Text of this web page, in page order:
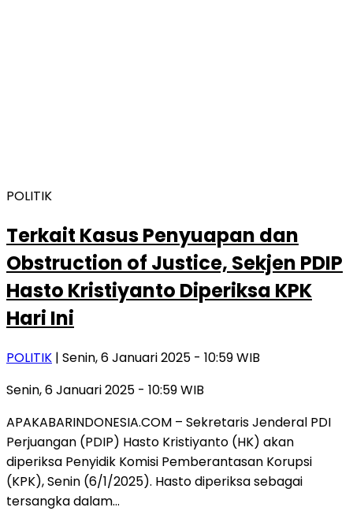
POLITIK
Terkait Kasus Penyuapan dan
Obstruction of Justice, Sekjen PDIP
Hasto Kristiyanto Diperiksa KPK
Hari Ini
POLITIK | Senin, 6 Januari 2025 - 10:59 WIB
Senin, 6 Januari 2025 - 10:59 WIB
APAKABARINDONESIA.COM – Sekretaris Jenderal PDI
Perjuangan (PDIP) Hasto Kristiyanto (HK) akan
diperiksa Penyidik Komisi Pemberantasan Korupsi
(KPK), Senin (6/1/2025). Hasto diperiksa sebagai
tersangka dalam…